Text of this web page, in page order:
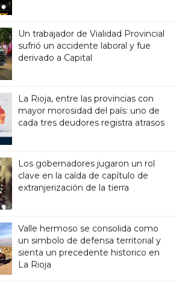
Un trabajador de Vialidad Provincial
sufrió un accidente laboral y fue
derivado a Capital
La Rioja, entre las provincias con
mayor morosidad del país: uno de
cada tres deudores registra atrasos
Los gobernadores jugaron un rol
clave en la caída de capítulo de
extranjerización de la tierra
Valle hermoso se consolida como
un simbolo de defensa territorial y
sienta un precedente historico en
La Rioja